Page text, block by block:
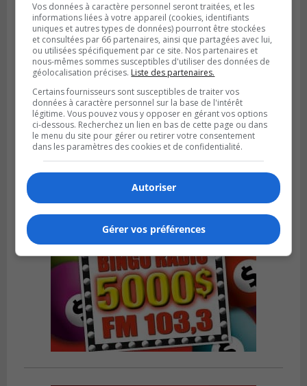
Publié le 6 juillet 2026 à 09h33
Longueuil conclue un contrat pour
valoriser des cendres d’incinération
Vos données à caractère personnel seront traitées, et les
informations liées à votre appareil (cookies, identifiants
uniques et autres types de données) pourront être stockées
et consultées par 66 partenaires, ainsi que partagées avec lui,
ou utilisées spécifiquement par ce site. Nos partenaires et
nous-mêmes sommes susceptibles d'utiliser des données de
géolocalisation précises. Liste des partenaires.
Certains fournisseurs sont susceptibles de traiter vos
données à caractère personnel sur la base de l'intérêt
légitime. Vous pouvez vous y opposer en gérant vos options
ci-dessous. Recherchez un lien en bas de cette page ou dans
le menu du site pour gérer ou retirer votre consentement
dans les paramètres des cookies et de confidentialité.
Autoriser
Gérer vos préférences